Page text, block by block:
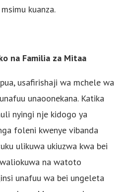
kuanza.
na Familia za Mitaa
usafirishaji wa mchele wa
unaoonekana. Katika
nyingi nje kidogo ya
foleni kwenye vibanda
ulikuwa ukiuzwa kwa bei
na watoto
unafuu wa bei ungeleta